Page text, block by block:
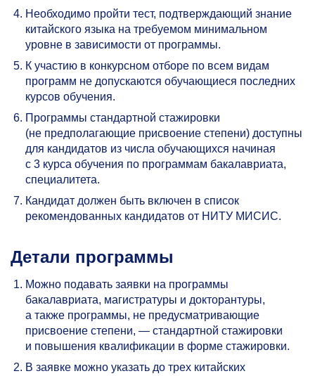
Необходимо пройти тест, подтверждающий знание
китайского языка на требуемом минимальном
уровне в зависимости от программы.
К участию в конкурсном отборе по всем видам
программ не допускаются обучающиеся последних
курсов обучения.
Программы стандартной стажировки
(не предполагающие присвоение степени) доступны
для кандидатов из числа обучающихся начиная
с 3 курса обучения по программам бакалавриата,
специалитета.
Кандидат должен быть включен в список
рекомендованных кандидатов от НИТУ МИСИС.
Детали программы
Можно подавать заявки на программы
бакалавриата, магистратуры и докторантуры,
а также программы, не предусматривающие
присвоение степени, — стандартной стажировки
и повышения квалификации в форме стажировки.
В заявке можно указать до трех китайских